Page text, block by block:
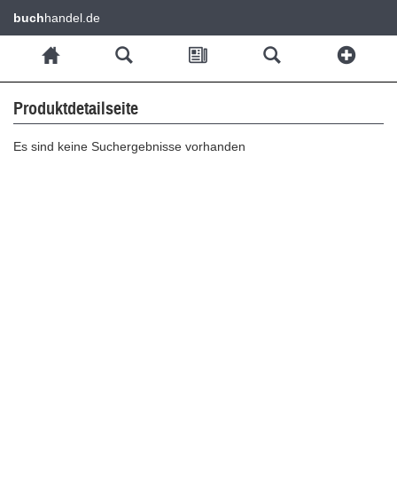
buchhandel.de
Produktdetailseite
Es sind keine Suchergebnisse vorhanden